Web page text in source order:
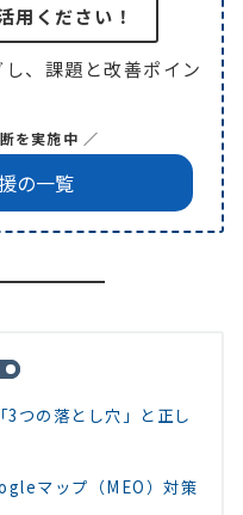
用ください！
、課題と改善ポイン
を実施中 ／
の一覧
つの落とし穴」と正し
マップ（MEO）対策